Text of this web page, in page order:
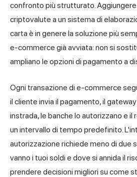
confronto più strutturato.
criptovalute a un sistema di
carta è in genere la soluzione più
e-commerce già avviata: non si
ampliano le opzioni di pagamento a
Ogni transazione di e-commerce
il cliente invia il pagamento, il
instrada, le banche lo autorizzano e il
un intervallo di tempo predefinito.
autorizzazione richiede meno di due
vanno i tuoi soldi e dove si annida il
prendere decisioni migliori su come